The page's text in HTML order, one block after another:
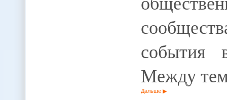
события
Между
Дальше